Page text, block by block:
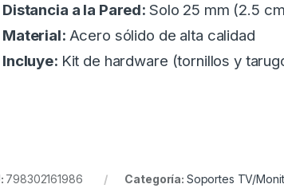
Distancia a la Pared: Solo 25 mm (2.5
Material: Acero sólido de alta calidad
Incluye: Kit de hardware (tornillos y
798302161986 Categoría: Soportes TV/